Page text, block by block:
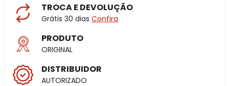
TROCA E DEVOLUÇÃO
Grátis 30 dias Confira
PRODUTO
ORIGINAL
DISTRIBUIDOR
AUTORIZADO